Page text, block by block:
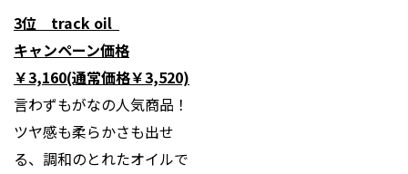
3位 track oil
キャンペーン価格
￥3,160(通常価格￥3,520)
言わずもがなの人気商品！
ツヤ感も柔らかさも出せ
る、調和のとれたオイルで